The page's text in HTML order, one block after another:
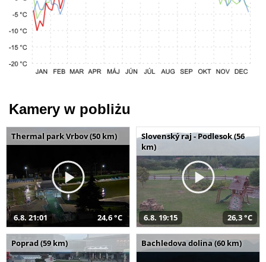
Kamery w pobliżu
Thermal park Vrbov (50 km)
6.8. 21:01 24,6 °C
Slovenský raj - Podlesok (56
km)
6.8. 19:15 26,3 °C
Poprad (59 km) Bachledova dolina (60 km)